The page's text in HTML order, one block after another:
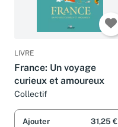
LIVRE
France: Un voyage
curieux et amoureux
Collectif
Ajouter 31,25 €